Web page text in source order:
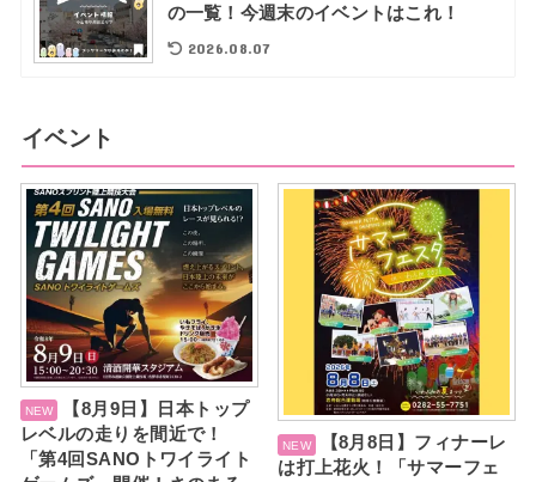
の一覧！今週末のイベントはこれ！
2026.08.07
イベント
【8月9日】日本トップ
レベルの走りを間近で！
「第4回SANOトワイライト
【8月8日】フィナーレ
は打上花火！「サマーフェ